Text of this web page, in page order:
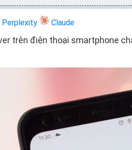
Perplexity Claude
trên điện thoại smartphone